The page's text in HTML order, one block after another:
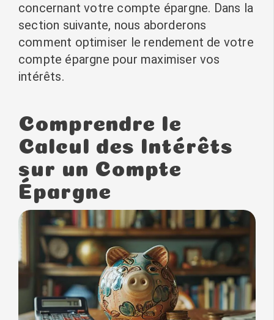
concernant votre compte épargne. Dans la
section suivante, nous aborderons
comment optimiser le rendement de votre
compte épargne pour maximiser vos
intérêts.
Comprendre le
Calcul des Intérêts
sur un Compte
Épargne